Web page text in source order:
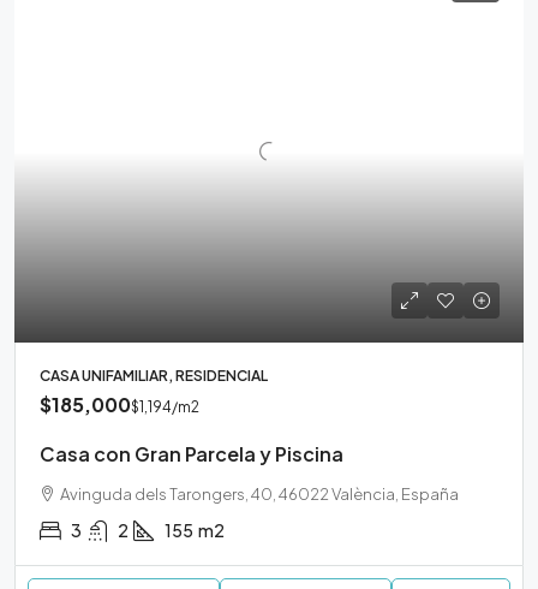
CASA UNIFAMILIAR, RESIDENCIAL
$185,000$1,194/m2
Casa con Gran Parcela y Piscina
Avinguda dels Tarongers, 40, 46022 València, España
3 2 155 m2